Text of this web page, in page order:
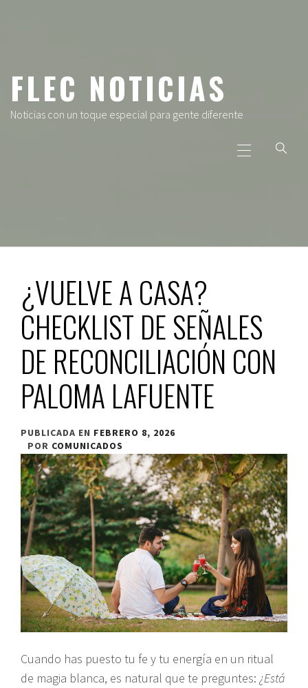
FLEC NOTICIAS
Noticias con un toque especial para gente diferente
principal
¿VUELVE A CASA?
CHECKLIST DE SEÑALES
DE RECONCILIACIÓN CON
PALOMA LAFUENTE
PUBLICADA EN FEBRERO 8, 2026
POR COMUNICADOS
Cuando has puesto tu fe y tu energía en un ritual
de magia blanca, es natural que te preguntes: ¿Está